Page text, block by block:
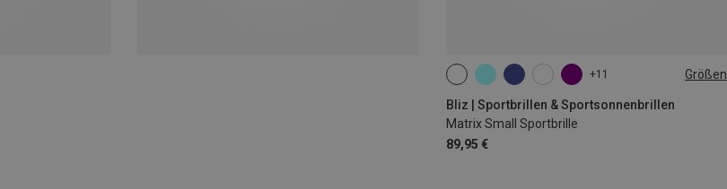
+11 Größen
Bliz | Sportbrillen & Sportsonnenbrillen
Matrix Small Sportbrille
89,95 €
ONE SIZE